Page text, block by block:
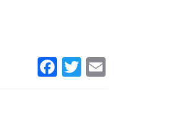
Facebook
Twitter